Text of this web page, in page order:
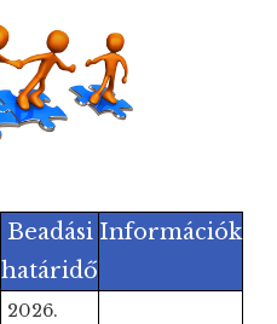
Beadási
határidő
Információk
2026.